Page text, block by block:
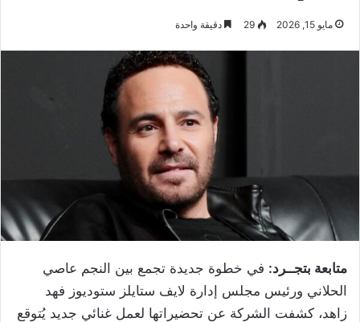
مايو 15, 2026 29 دقيقة واحدة
متابعة بتجــرد: في خطوة جديدة تجمع بين النجم عاصي
الحلاني ورئيس مجلس إدارة لايف ستايلز ستوديوز فهد
زاهد، كشفت الشركة عن تحضيراتها لعمل غنائي جديد يُتوقع